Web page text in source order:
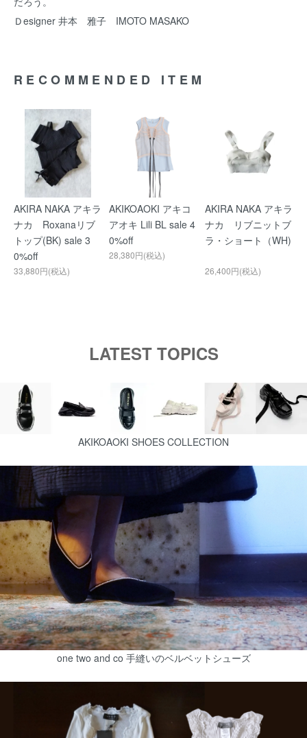
Ｄesigner 井本 雅子 IMOTO MASAKO
RECOMMENDED ITEM
AKIRA NAKA アキラ
ナカ Roxanaリブ
トップ(BK) sale 3
0%off
33,880円(税込)
AKIKOAOKI アキコ
アオキ Lili BL sale 4
0%off
28,380円(税込)
AKIRA NAKA アキラ
ナカ リブニットブ
ラ・ショート（WH)
26,400円(税込)
LATEST TOPICS
AKIKOAOKI SHOES COLLECTION
one two and co 手縫いのベルベットシューズ